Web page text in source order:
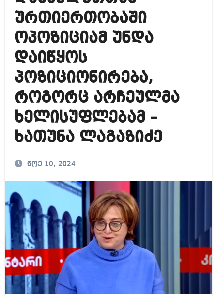
ურთიერთობაში
ოპოზიციამ უნდა
დაიწყოს
პოზიციონირება,
როგორც არჩეულმა
ხელისუფლებამ –
ხათუნა ლაგაზიძე
ნოე 10, 2024